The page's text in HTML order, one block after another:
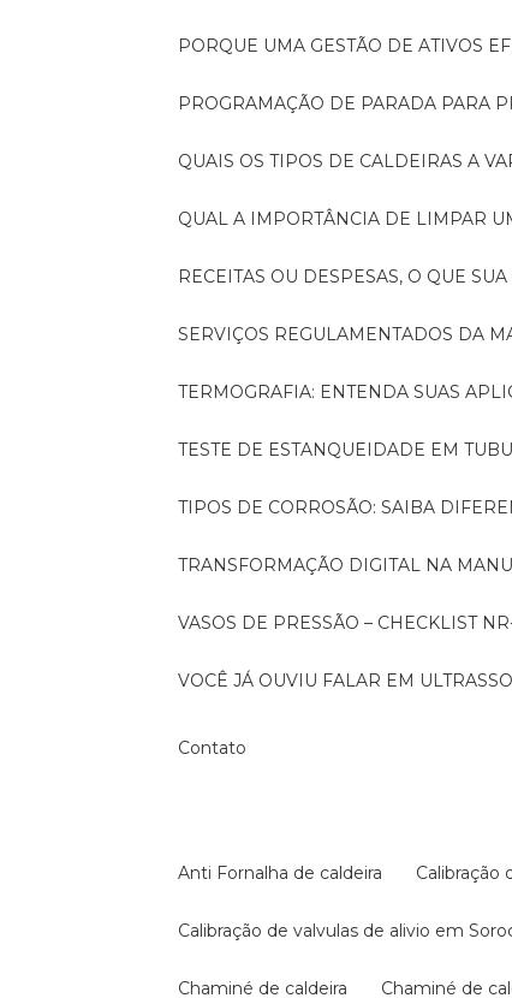
PORQUE UMA GESTÃO DE ATIVOS
PROGRAMAÇÃO DE PARADA PARA
QUAIS OS TIPOS DE CALDEIRAS A
QUAL A IMPORTÂNCIA DE LIMPAR
RECEITAS OU DESPESAS, O QUE
SERVIÇOS REGULAMENTADOS DA
TERMOGRAFIA: ENTENDA SUAS
TESTE DE ESTANQUEIDADE EM
TIPOS DE CORROSÃO: SAIBA
TRANSFORMAÇÃO DIGITAL NA
VASOS DE PRESSÃO – CHECKLIST
VOCÊ JÁ OUVIU FALAR EM
Contato
Anti Fornalha de caldeira
Calibração de valvulas de alivio em
Chaminé de caldeira Chaminé de